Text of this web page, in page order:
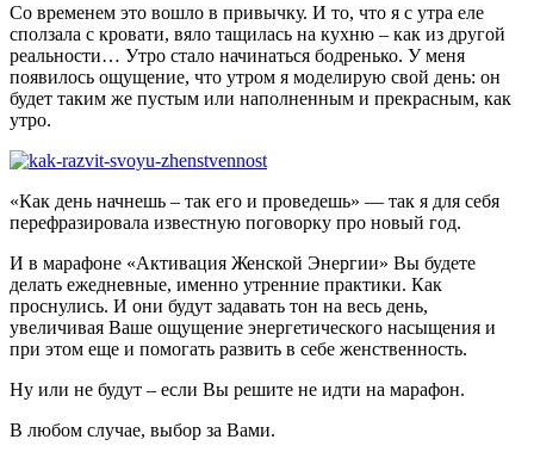
Со временем это вошло в привычку. И то, что я с утра еле
сползала с кровати, вяло тащилась на кухню – как из другой
реальности… Утро стало начинаться бодренько. У меня
появилось ощущение, что утром я моделирую свой день: он
будет таким же пустым или наполненным и прекрасным, как
утро.
«Как день начнешь – так его и проведешь» — так я для себя
перефразировала известную поговорку про новый год.
И в марафоне «Активация Женской Энергии» Вы будете
делать ежедневные, именно утренние практики. Как
проснулись. И они будут задавать тон на весь день,
увеличивая Ваше ощущение энергетического насыщения и
при этом еще и помогать развить в себе женственность.
Ну или не будут – если Вы решите не идти на марафон.
В любом случае, выбор за Вами.